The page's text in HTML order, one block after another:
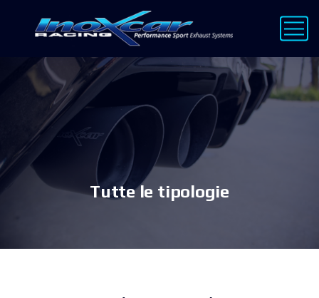
Tutte le tipologie